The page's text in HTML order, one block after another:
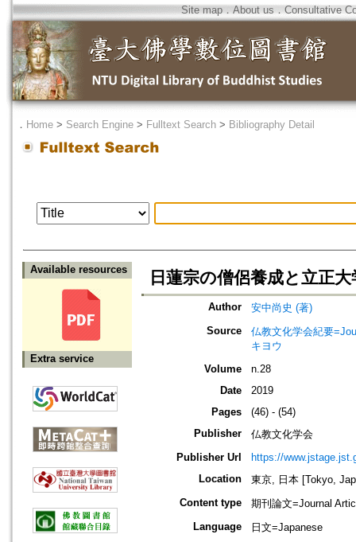
Site map．About us ． Consultative
． Home > Search Engine > Fulltext Search > Bibliography Detail
Available resources
Extra service
日蓮宗の僧侶養成と立正大
Author
安中尚史 (著)
Source
仏教文化学会紀要
キヨウ
Volume
n.28
Date
2019
Pages
(46) - (54)
Publisher
仏教文化学会
Publisher Url
https://
Location
東京, 日本 [Tokyo,
Content type
期刊論文=Journal
Language
日文=Japanese